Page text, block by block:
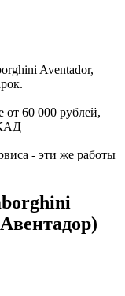
Aventador,
от 60 000 рублей,
- эти же работы